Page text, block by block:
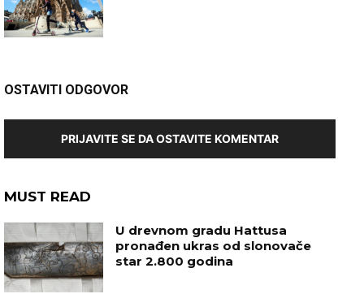
OSTAVITI ODGOVOR
PRIJAVITE SE DA OSTAVITE KOMENTAR
MUST READ
U drevnom gradu Hattusa
pronađen ukras od slonovače
star 2.800 godina